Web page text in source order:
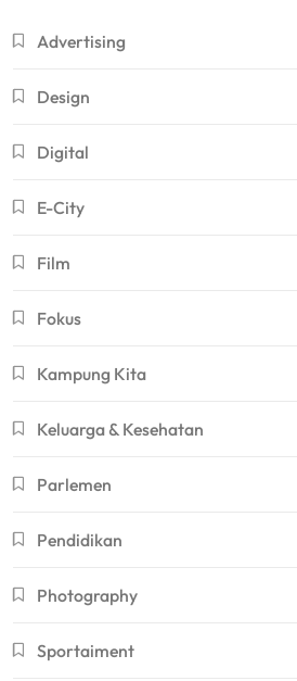
Advertising
Design
Digital
E-City
Film
Fokus
Kampung Kita
Keluarga & Kesehatan
Parlemen
Pendidikan
Photography
Sportaiment